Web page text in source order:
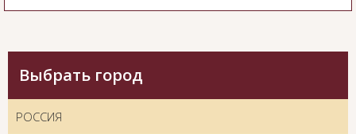
Выбрать город
РОССИЯ